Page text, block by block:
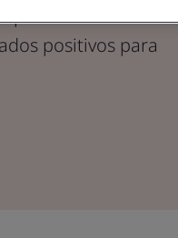
partes interesadas
positivos para